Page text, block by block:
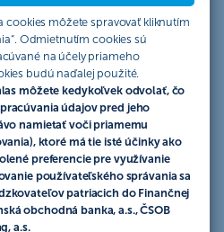
cookies môžete spravovať kliknutím
Odmietnutím cookies sú
na účely priameho
budú naďalej použité.
môžete kedykoľvek odvolať, čo
údajov pred jeho
namietať voči priamemu
ktoré má tie isté účinky ako
preferencie pre využívanie
používateľského správania sa
patriacich do Finančnej
obchodná banka, a.s., ČSOB
a.s.
salónikov siete
vstup do letiskových